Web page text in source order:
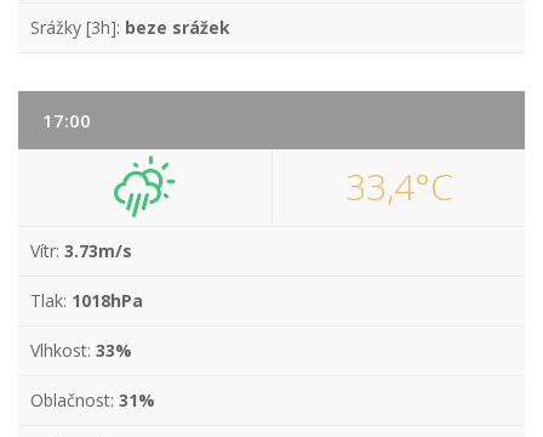
Srážky [3h]: beze srážek
17:00
33,4°C
Vítr: 3.73m/s
Tlak: 1018hPa
Vlhkost: 33%
Oblačnost: 31%